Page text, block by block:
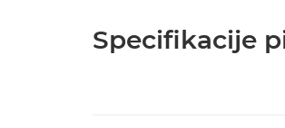
Specifikacije